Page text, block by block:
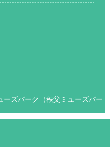
ズパーク（秩父ミューズパー